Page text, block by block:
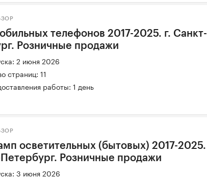
телефонов 2017-2025. г. Санкт-
Розничные продажи
2 июня 2026
страниц: 11
работы: 1 день
осветительных (бытовых) 2017-2025.
Петербург. Розничные продажи
3 июня 2026